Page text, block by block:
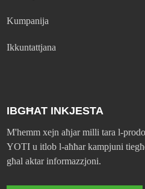
Kumpanija
Ikkuntattjana
IBGĦAT INKJESTA
M'hemm xejn aħjar milli tara l-
YOTI u itlob l-aħħar kampjuni
għal aktar informazzjoni.